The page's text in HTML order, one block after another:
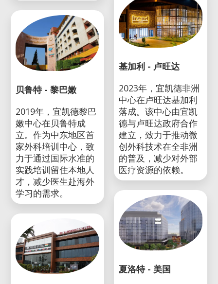
贝鲁特 - 黎巴嫩
2019年，宜凯德黎巴
嫩中心在贝鲁特成
立。作为中东地区首
家外科培训中心，致
力于通过国际水准的
实践培训留住本地人
才，减少医生赴海外
学习的需求。
基加利 - 卢旺达
2023年，宜凯德非洲
中心在卢旺达基加利
落成。该中心由宜凯
德与卢旺达政府合作
建立，致力于推动微
创外科技术在全非洲
的普及，减少对外部
医疗资源的依赖。
夏洛特 - 美国